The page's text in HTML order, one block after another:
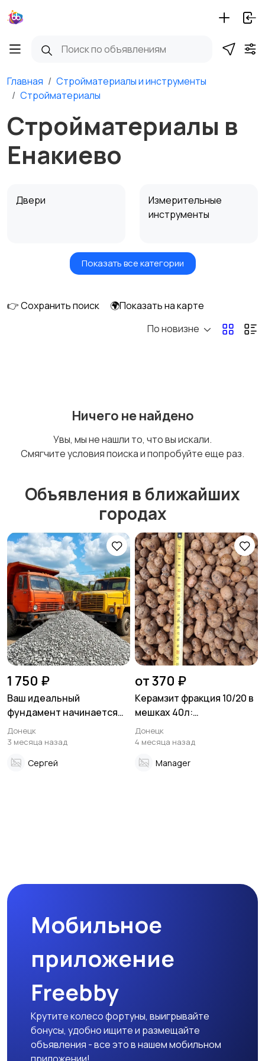
Главная
Стройматериалы и инструменты
Стройматериалы
Стройматериалы в
Енакиево
Двери
Измерительные
инструменты
Отопление и
Ручные инструменты
водоснабжение
ы
Другое
Расходные
материалы и
оснастка
Показать все категории
👉 Сохранить поиск
🌍Показать на карте
По новизне
Ничего не найдено
Увы, мы не нашли то, что вы искали.
Смягчите условия поиска и попробуйте еще раз.
Объявления в ближайших
городах
1 750 ₽
Ваш идеальный
фундамент начинается
здесь! Доломитный
щебень от
производителя с
доставкой!
Донецк
3 месяца назад
Сергей
от 370 ₽
Керамзит фракция 10/20 в
мешках 40л:
теплоизоляция для
строительства
Донецк
4 месяца назад
Manager
Мобильное
приложение
Freebby
Крутите колесо фортуны, выигрывайте
бонусы, удобно ищите и размещайте
объявления - все это в нашем мобильном